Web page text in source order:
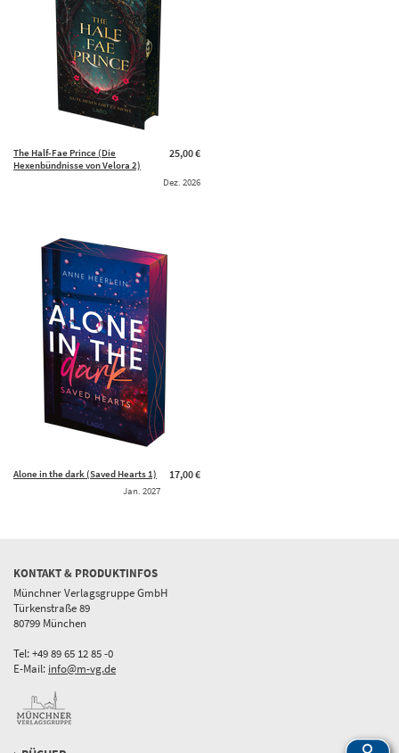
25,00 €
The Half-Fae Prince (Die
Hexenbündnisse von Velora 2)
Dez. 2026
17,00 €
Alone in the dark (Saved Hearts 1)
Jan. 2027
KONTAKT & PRODUKTINFOS
Münchner Verlagsgruppe GmbH
Türkenstraße 89
80799 München
Tel: +49 89 65 12 85 -0
E-Mail: info@m-vg.de